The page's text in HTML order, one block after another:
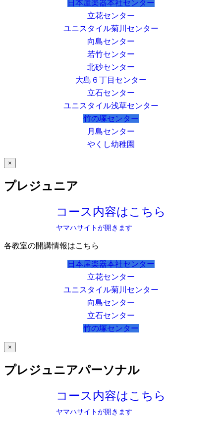
日本屋楽器本社センター
立花センター
ユニスタイル菊川センター
向島センター
若竹センター
北砂センター
大島６丁目センター
立石センター
ユニスタイル浅草センター
竹の塚センター
月島センター
やくし幼稚園
×
プレジュニア
コース内容はこちら
ヤマハサイトが開きます
各教室の開講情報はこちら
日本屋楽器本社センター
立花センター
ユニスタイル菊川センター
向島センター
立石センター
竹の塚センター
×
プレジュニアパーソナル
コース内容はこちら
ヤマハサイトが開きます